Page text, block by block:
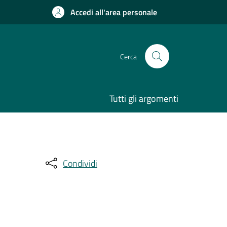
Accedi all'area personale
Cerca
Tutti gli argomenti
Condividi